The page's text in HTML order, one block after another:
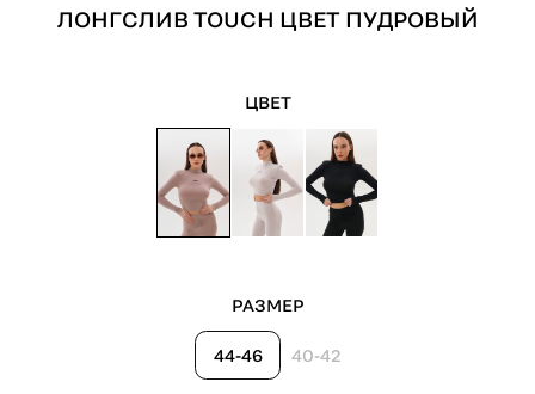
ЛОНГСЛИВ TOUCH ЦВЕТ ПУДРОВЫЙ
ЦВЕТ
РАЗМЕР
44-46 40-42